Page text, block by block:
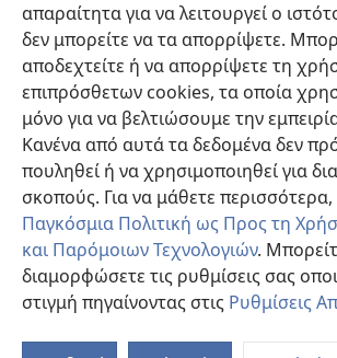
απαραίτητα για να λειτουργεί ο
δεν μπορείτε να τα απορρίψετε.
αποδεχτείτε ή να απορρίψετε τη
επιπρόσθετων cookies, τα οποία
μόνο για να βελτιώσουμε την
Κανένα από αυτά τα δεδομένα δεν
πουληθεί ή να χρησιμοποιηθεί για
σκοπούς. Για να μάθετε
Παγκόσμια Πολιτική ως Προς τη
και Παρόμοιων Τεχνολογιών.
διαμορφώσετε τις ρυθμίσεις σας
στιγμή πηγαίνοντας στις Ρυθμίσεις
παράθυρο)ΔΙΑΔΙΚΤΥΑΚΗ ΒΙΒΛΙΟΘΗΚΗ της Σκοπιάς™
(ανοίγει
νέο
παράθυρο)
JW Hub ®
(ανοίγει
νέο
παράθυρο)JW Library®
Βιβλιοθήκη της Σκοπιάς
Copyright © 2026 Watch Tower Bible and Tract
ΟΡΟΙ ΧΡΗΣΗΣ |ΠΟΛΙΤΙΚΗ ΑΠΟΡΡΗΤΟΥ |